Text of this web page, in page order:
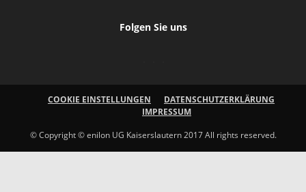
Folgen Sie uns
COOKIE EINSTELLUNGEN
DATENSCHUTZERKLÄRUNG
IMPRESSUM
© Copyright © enilon UG Kaiserslautern 2017 All rights reserved.